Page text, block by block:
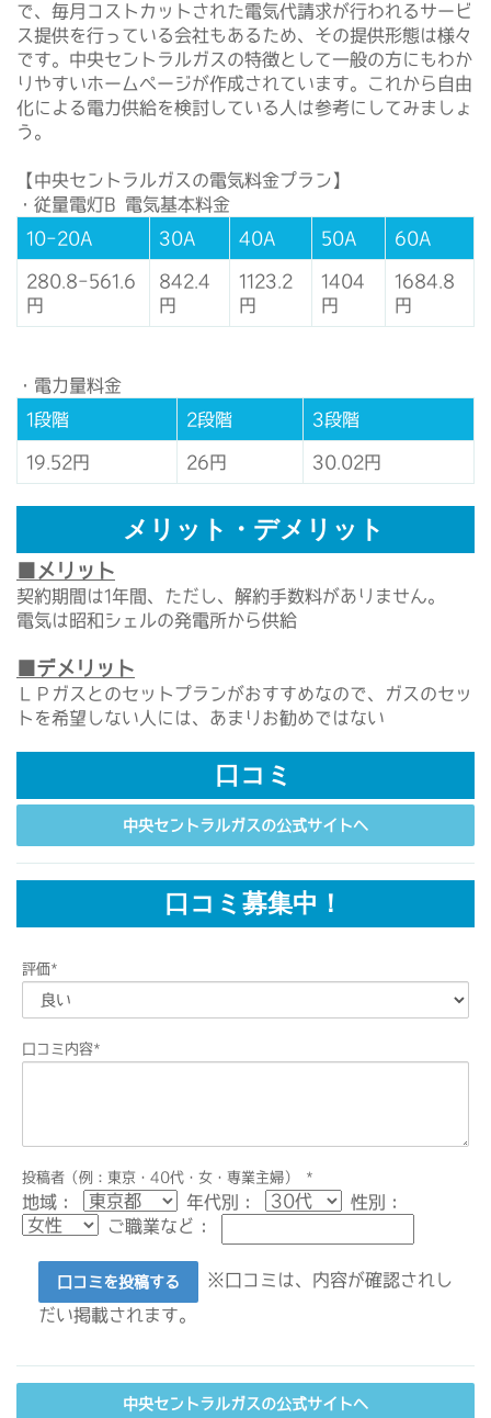
で、毎月コストカットされた電気代請求が行われるサービ
ス提供を行っている会社もあるため、その提供形態は様々
です。中央セントラルガスの特徴として一般の方にもわか
りやすいホームページが作成されています。これから自由
化による電力供給を検討している人は参考にしてみましょ
う。
【中央セントラルガスの電気料金プラン】
・従量電灯B 電気基本料金
10-20A
30A 40A 50A 60A
280.8-561.6
円
842.4
円
1123.2
円
1404
円
1684.8
円
・電力量料金
1段階
2段階 3段階
19.52円 26円 30.02円
メリット・デメリット
■メリット
契約期間は1年間、ただし、解約手数料がありません。
電気は昭和シェルの発電所から供給
■デメリット
ＬＰガスとのセットプランがおすすめなので、ガスのセッ
トを希望しない人には、あまりお勧めではない
口コミ
中央セントラルガスの公式サイトへ
口コミ募集中！
評価*
口コミ内容*
投稿者（例：東京・40代・女・専業主婦） *
地域： 年代別：
性別：
ご職業など：
口コミを投稿する
※口コミは、内容が確認されし
だい掲載されます。
中央セントラルガスの公式サイトへ